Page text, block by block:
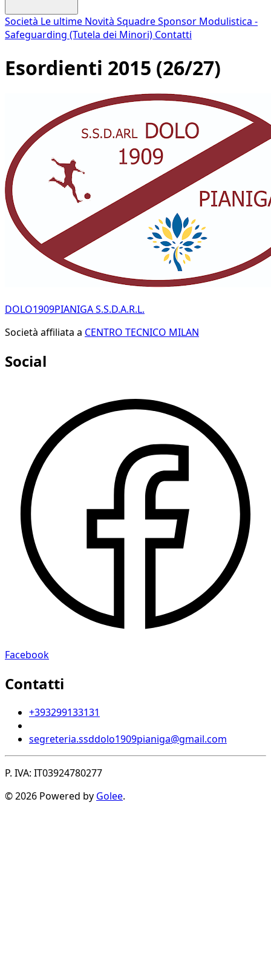
Società Le ultime Novità SquadreSponsor Modulistica -
Safeguarding (Tutela dei Minori) Contatti
Esordienti 2015 (26/27)
DOLO1909PIANIGA S.S.D.A.R.L.
Società affiliata a CENTRO TECNICO MILAN
Social
Facebook
Contatti
+393299133131
segreteria.ssddolo1909pianiga@gmail.com
P. IVA: IT03924780277
© 2026 Powered by Golee.